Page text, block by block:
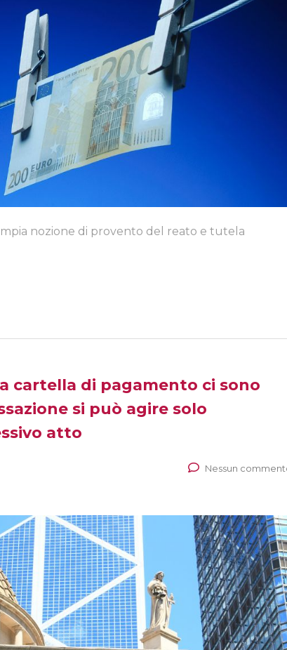
nozione di provento del reato e tutela
cartella di pagamento ci sono
si può agire solo
atto
Nessun